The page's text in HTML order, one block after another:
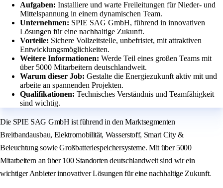
Aufgaben: Installiere und warte Freileitungen für Nieder- und
Mittelspannung in einem dynamischen Team.
Unternehmen: SPIE SAG GmbH, führend in innovativen
Lösungen für eine nachhaltige Zukunft.
Vorteile: Sichere Vollzeitstelle, unbefristet, mit attraktiven
Entwicklungsmöglichkeiten.
Weitere Informationen: Werde Teil eines großen Teams mit
über 5000 Mitarbeitern deutschlandweit.
Warum dieser Job: Gestalte die Energiezukunft aktiv mit und
arbeite an spannenden Projekten.
Qualifikationen: Technisches Verständnis und Teamfähigkeit
sind wichtig.
Die SPIE SAG GmbH ist führend in den Marktsegmenten
Breitbandausbau, Elektromobilität, Wasserstoff, Smart City &
Beleuchtung sowie Großbatteriespeichersysteme. Mit über 5000
Mitarbeitern an über 100 Standorten deutschlandweit sind wir ein
wichtiger Anbieter innovativer Lösungen für eine nachhaltige Zukunft.